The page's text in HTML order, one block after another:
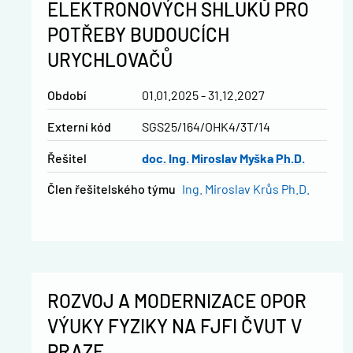
ELEKTRONOVÝCH SHLUKŮ PRO
POTŘEBY BUDOUCÍCH
URYCHLOVAČŮ
Období 01.01.2025 - 31.12.2027
Externí kód SGS25/164/OHK4/3T/14
řešitel doc. Ing. Miroslav Myška Ph.D.
člen řešitelského týmu Ing. Miroslav Krůs Ph.D.
ROZVOJ A MODERNIZACE OPOR
VÝUKY FYZIKY NA FJFI ČVUT V